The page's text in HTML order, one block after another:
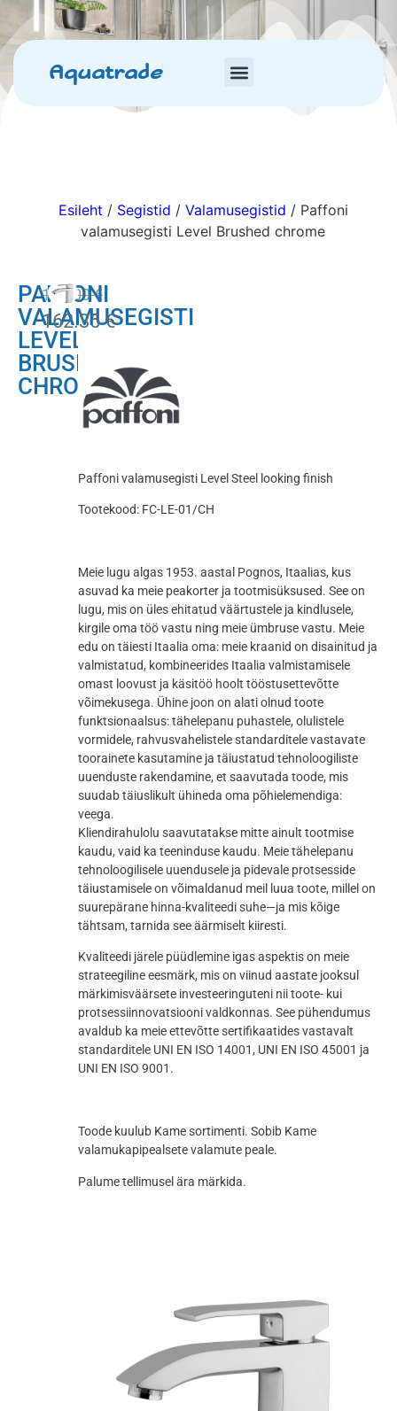
Aquatrade
Esileht / Segistid / Valamusegistid / Paffoni
valamusegisti Level Brushed chrome
PAFFONI
VALAMUSEGISTI
LEVEL
BRUSHED
CHROME
191.00€
162.35€
Paffoni valamusegisti Level Steel looking finish
Tootekood: FC-LE-01/CH
Meie lugu algas 1953. aastal Pognos, Itaalias, kus
asuvad ka meie peakorter ja tootmisüksused. See on
lugu, mis on üles ehitatud väärtustele ja kindlusele,
kirgile oma töö vastu ning meie ümbruse vastu. Meie
edu on täiesti Itaalia oma: meie kraanid on disainitud ja
valmistatud, kombineerides Itaalia valmistamisele
omast loovust ja käsitöö hoolt tööstusettevõtte
võimekusega. Ühine joon on alati olnud toote
funktsionaalsus: tähelepanu puhastele, olulistele
vormidele, rahvusvahelistele standarditele vastavate
toorainete kasutamine ja täiustatud tehnoloogiliste
uuenduste rakendamine, et saavutada toode, mis
suudab täiuslikult ühineda oma põhielemendiga:
veega.
Kliendirahulolu saavutatakse mitte ainult tootmise
kaudu, vaid ka teeninduse kaudu. Meie tähelepanu
tehnoloogilisele uuendusele ja pidevale protsesside
täiustamisele on võimaldanud meil luua toote, millel on
suurepärane hinna-kvaliteedi suhe—ja mis kõige
tähtsam, tarnida see äärmiselt kiiresti.
Kvaliteedi järele püüdlemine igas aspektis on meie
strateegiline eesmärk, mis on viinud aastate jooksul
märkimisväärsete investeeringuteni nii toote- kui
protsessiinnovatsiooni valdkonnas. See pühendumus
avaldub ka meie ettevõtte sertifikaatides vastavalt
standarditele UNI EN ISO 14001, UNI EN ISO 45001 ja
UNI EN ISO 9001.
Toode kuulub Kame sortimenti. Sobib Kame
valamukapipealsete valamute peale.
Palume tellimusel ära märkida.